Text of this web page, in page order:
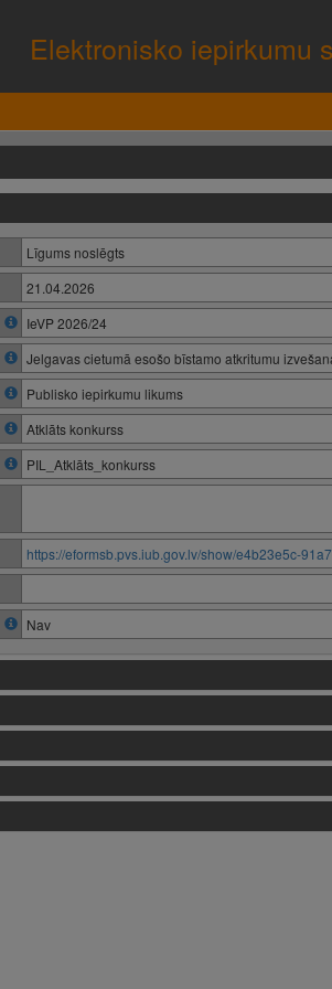
Elektronisko iepirkumu
Līgums noslēgts
21.04.2026
IeVP 2026/24
Jelgavas cietumā esošo bīstamo atkritumu
Publisko iepirkumu likums
Atklāts konkurss
PIL_Atklāts_konkurss
https://eformsb.pvs.iub.gov.lv/show/e4b23e5c-
Nav